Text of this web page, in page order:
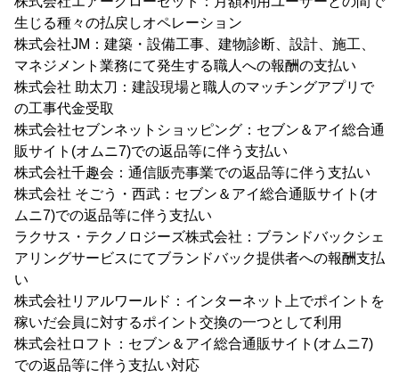
生じる種々の払戻しオペレーション
株式会社JM：建築・設備工事、建物診断、設計、施工、
マネジメント業務にて発生する職人への報酬の支払い
株式会社 助太刀：建設現場と職人のマッチングアプリで
の工事代金受取
株式会社セブンネットショッピング：セブン＆アイ総合通
販サイト(オムニ7)での返品等に伴う支払い
株式会社千趣会：通信販売事業での返品等に伴う支払い
株式会社 そごう・西武：セブン＆アイ総合通販サイト(オ
ムニ7)での返品等に伴う支払い
ラクサス・テクノロジーズ株式会社：ブランドバックシェ
アリングサービスにてブランドバック提供者への報酬支払
い
株式会社リアルワールド：インターネット上でポイントを
稼いだ会員に対するポイント交換の一つとして利用
株式会社ロフト：セブン＆アイ総合通販サイト(オムニ7)
での返品等に伴う支払い対応